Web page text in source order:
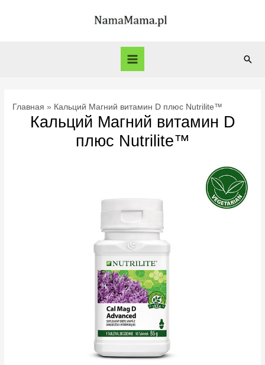
Main
Главная Кальций Магний витамин D плюс Nutrilite™
Кальций Магний витамин D
плюс Nutrilite™